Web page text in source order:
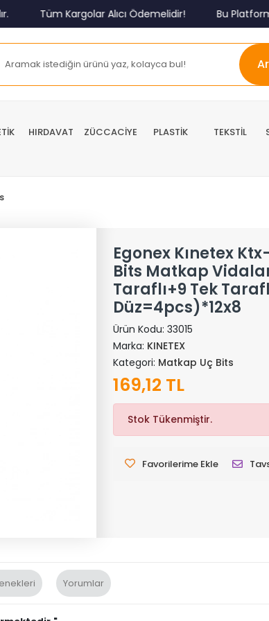
Tüm Kargolar Alıcı Ödemelidir! Bu Platform
HIRDAVAT ZÜCCACİYE PLASTİK TEKSTİL
Egonex Kınetex
Bits Matkap
Taraflı+9 Tek
Düz=4pcs)*12x8
Ürün Kodu: 33015
Marka: KINETEX
Kategori: Matkap Uç Bits
169,12 TL
Stok Tükenmiştir.
Favorilerime Ekle
Yorumlar